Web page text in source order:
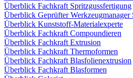
Überblick Fachkraft Spritzgussfertigung
Überblick Geprüfter Werkzeugmanager
Überblick Kunststoff-Materialexperte
Überblick Fachkraft Compoundieren
Überblick Fachkraft Extrusion
Überblick Fachkraft Thermoformen
Überblick Fachkraft Blasfolienextrusion
Überblick Fachkraft Blasformen